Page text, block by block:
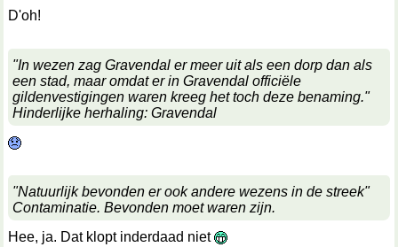
D'oh!
"In wezen zag Gravendal er meer uit als een dorp dan als
een stad, maar omdat er in Gravendal officiële
gildenvestigingen waren kreeg het toch deze benaming."
Hinderlijke herhaling: Gravendal
"Natuurlijk bevonden er ook andere wezens in de streek"
Contaminatie. Bevonden moet waren zijn.
Hee, ja. Dat klopt inderdaad niet